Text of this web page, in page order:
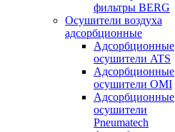
фильтры BERG
Осушители воздуха
адсорбционные
Адсорбционные
осушители ATS
Адсорбционные
осушители OMI
Адсорбционные
осушители
Pneumatech